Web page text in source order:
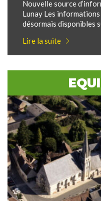
Nouvelle source
Lunay Les
désormais disponibles
Lire la suite